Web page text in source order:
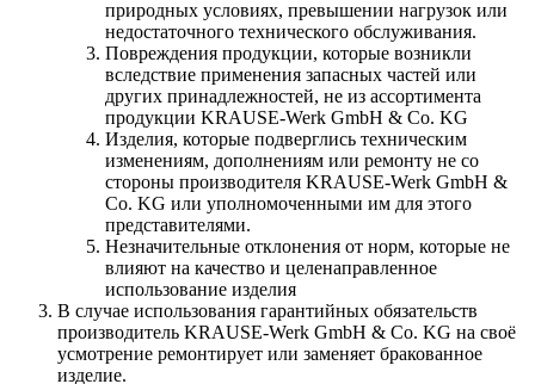
природных условиях, превышении нагрузок или
недостаточного технического обслуживания.
Повреждения продукции, которые возникли
вследствие применения запасных частей или
других принадлежностей, не из ассортимента
продукции KRAUSE-Werk GmbH & Со. KG
Изделия, которые подверглись техническим
изменениям, дополнениям или ремонту не со
стороны производителя KRAUSE-Werk GmbH &
Со. KG или уполномоченными им для этого
представителями.
Незначительные отклонения от норм, которые не
влияют на качество и целенаправленное
использование изделия
В случае использования гарантийных обязательств
производитель KRAUSE-Werk GmbH & Со. KG на своё
усмотрение ремонтирует или заменяет бракованное
изделие.